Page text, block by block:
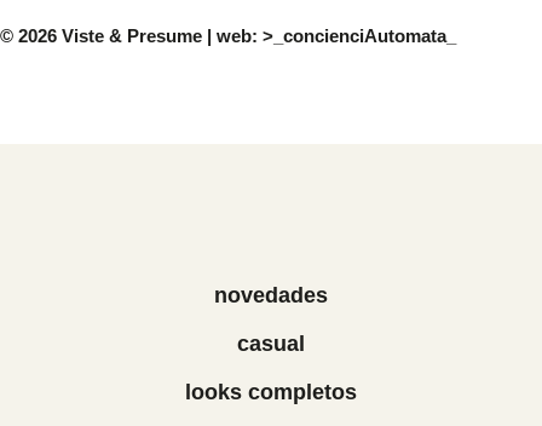
© 2026 Viste & Presume | web: >_concienciAutomata_
novedades
casual
looks completos